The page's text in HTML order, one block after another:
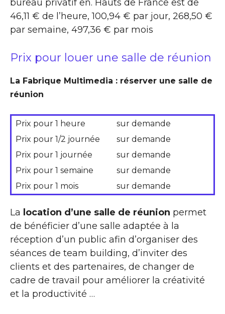
bureau privatif en. Hauts de France est de
46,11 € de l’heure, 100,94 € par jour, 268,50 €
par semaine, 497,36 € par mois
Prix pour louer une salle de réunion
La Fabrique Multimedia : réserver une salle de
réunion
Prix pour 1 heure
sur demande
Prix pour 1/2 journée
sur demande
Prix pour 1 journée
sur demande
Prix pour 1 semaine
sur demande
Prix pour 1 mois
sur demande
La location d’une salle de réunion permet
de bénéficier d’une salle adaptée à la
réception d’un public afin d’organiser des
séances de team building, d’inviter des
clients et des partenaires, de changer de
cadre de travail pour améliorer la créativité
et la productivité …